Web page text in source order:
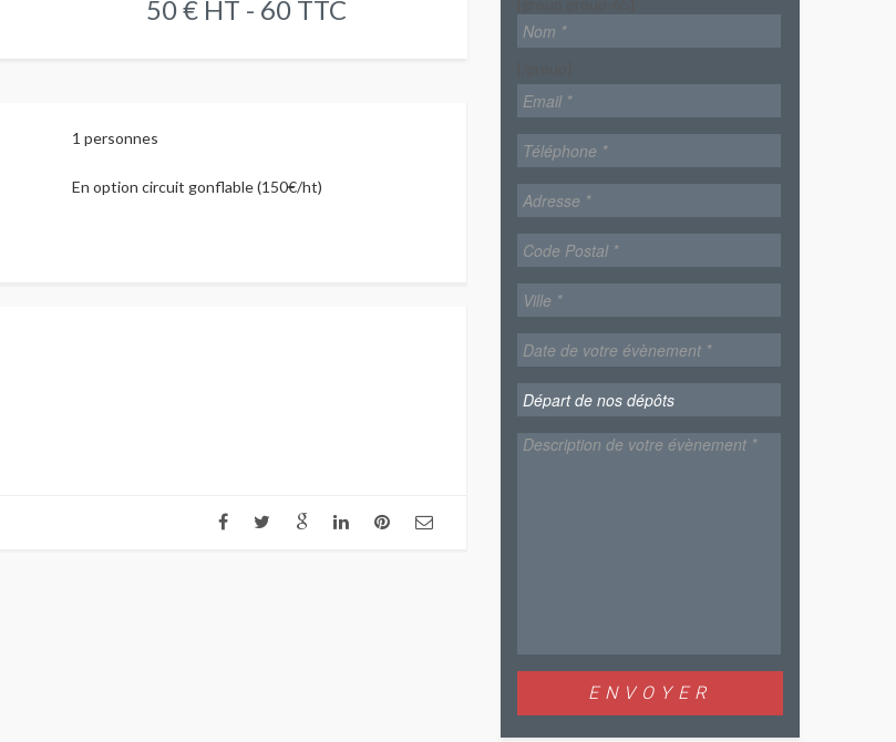
50 € HT - 60 TTC
1 personnes
En option circuit gonflable (150€/ht)